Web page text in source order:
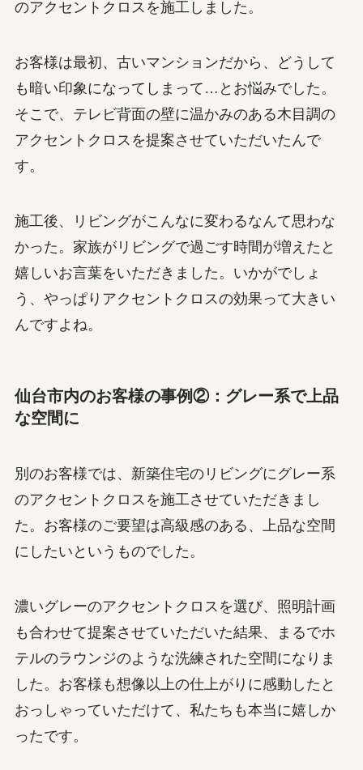
のアクセントクロスを施工しました。
お客様は最初、古いマンションだから、どうして
も暗い印象になってしまって…とお悩みでした。
そこで、テレビ背面の壁に温かみのある木目調の
アクセントクロスを提案させていただいたんで
す。
施工後、リビングがこんなに変わるなんて思わな
かった。家族がリビングで過ごす時間が増えたと
嬉しいお言葉をいただきました。いかがでしょ
う、やっぱりアクセントクロスの効果って大きい
んですよね。
仙台市内のお客様の事例②：グレー系で上品
な空間に
別のお客様では、新築住宅のリビングにグレー系
のアクセントクロスを施工させていただきまし
た。お客様のご要望は高級感のある、上品な空間
にしたいというものでした。
濃いグレーのアクセントクロスを選び、照明計画
も合わせて提案させていただいた結果、まるでホ
テルのラウンジのような洗練された空間になりま
した。お客様も想像以上の仕上がりに感動したと
おっしゃっていただけて、私たちも本当に嬉しか
ったです。